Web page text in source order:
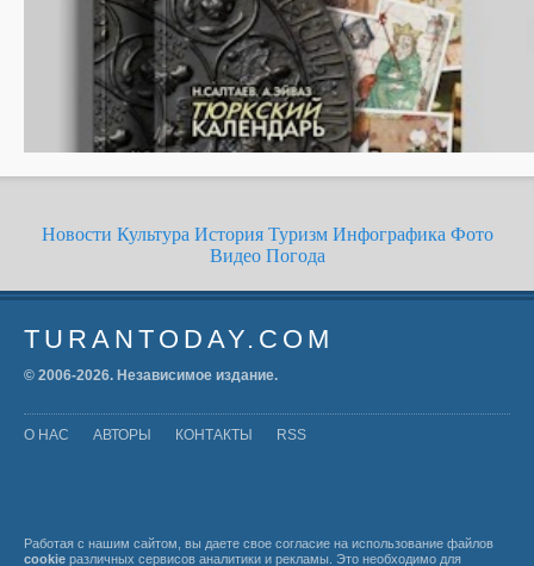
Новости Культура История Туризм Инфографика Фото
Видео Погода
TURANTODAY.COM
© 2006-2026. Независимое издание.
О НАС АВТОРЫ КОНТАКТЫ RSS
Работая с нашим сайтом, вы даете свое согласие на использование файлов
cookie различных сервисов аналитики и рекламы. Это необходимо для